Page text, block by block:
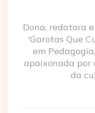
Dona, redatora
'Garotas Que
em
apaixonada por
da